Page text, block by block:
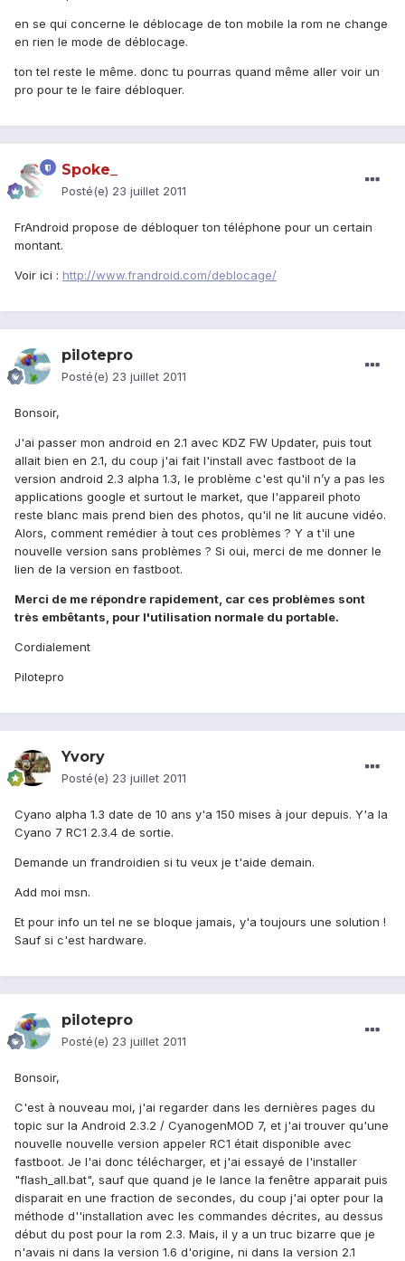
en se qui concerne le déblocage de ton mobile la rom ne change
en rien le mode de déblocage.
ton tel reste le même. donc tu pourras quand même aller voir un
pro pour te le faire débloquer.
Spoke_
Posté(e) 23 juillet 2011
FrAndroid propose de débloquer ton téléphone pour un certain
montant.
Voir ici : http://www.frandroid.com/deblocage/
pilotepro
Posté(e) 23 juillet 2011
Bonsoir,
J'ai passer mon android en 2.1 avec KDZ FW Updater, puis tout
allait bien en 2.1, du coup j'ai fait l'install avec fastboot de la
version android 2.3 alpha 1.3, le problème c'est qu'il n’y a pas les
applications google et surtout le market, que l'appareil photo
reste blanc mais prend bien des photos, qu'il ne lit aucune vidéo.
Alors, comment remédier à tout ces problèmes ? Y a t'il une
nouvelle version sans problèmes ? Si oui, merci de me donner le
lien de la version en fastboot.
Merci de me répondre rapidement, car ces problèmes sont
très embêtants, pour l'utilisation normale du portable.
Cordialement
Pilotepro
Yvory
Posté(e) 23 juillet 2011
Cyano alpha 1.3 date de 10 ans y'a 150 mises à jour depuis. Y'a la
Cyano 7 RC1 2.3.4 de sortie.
Demande un frandroidien si tu veux je t'aide demain.
Add moi msn.
Et pour info un tel ne se bloque jamais, y'a toujours une solution !
Sauf si c'est hardware.
pilotepro
Posté(e) 23 juillet 2011
Bonsoir,
C'est à nouveau moi, j'ai regarder dans les dernières pages du
topic sur la Android 2.3.2 / CyanogenMOD 7, et j'ai trouver qu'une
nouvelle nouvelle version appeler RC1 était disponible avec
fastboot. Je l'ai donc télécharger, et j'ai essayé de l'installer
"flash_all.bat", sauf que quand je le lance la fenêtre apparait puis
disparait en une fraction de secondes, du coup j'ai opter pour la
méthode d''installation avec les commandes décrites, au dessus
début du post pour la rom 2.3. Mais, il y a un truc bizarre que je
n'avais ni dans la version 1.6 d'origine, ni dans la version 2.1